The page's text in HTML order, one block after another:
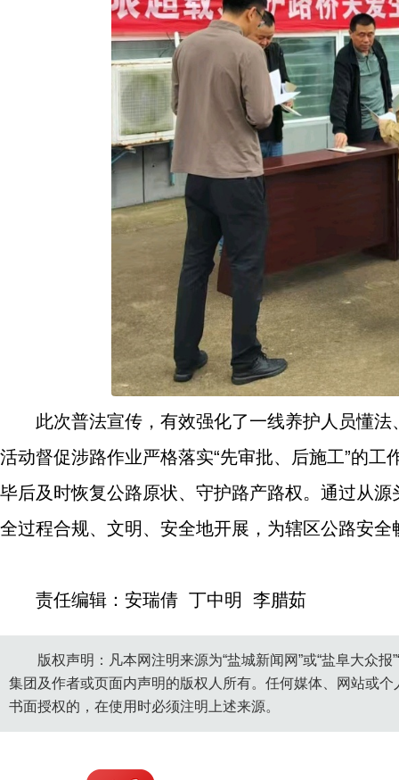
此次普法宣传，有效强化了一线养护人员懂
活动督促涉路作业严格落实“先审批、后施工”的
毕后及时恢复公路原状、守护路产路权。通过从
全过程合规、文明、安全地开展，为辖区公路安全
责任编辑：安瑞倩 丁中明 李腊茹
版权声明：凡本网注明来源为“盐城新闻网”或“盐阜大众
集团及作者或页面内声明的版权人所有。任何媒体、网站或
书面授权的，在使用时必须注明上述来源。